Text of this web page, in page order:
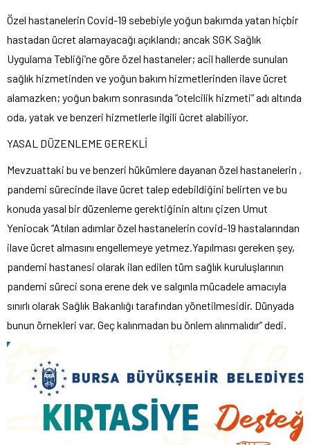
Özel hastanelerin Covid-19 sebebiyle yoğun bakımda yatan hiçbir
hastadan ücret alamayacağı açıklandı; ancak SGK Sağlık
Uygulama Tebliği’ne göre özel hastaneler; acil hallerde sunulan
sağlık hizmetinden ve yoğun bakım hizmetlerinden ilave ücret
alamazken; yoğun bakım sonrasında “otelcilik hizmeti” adı altında
oda, yatak ve benzeri hizmetlerle ilgili ücret alabiliyor.
YASAL DÜZENLEME GEREKLİ
Mevzuattaki bu ve benzeri hükümlere dayanan özel hastanelerin ,
pandemi sürecinde ilave ücret talep edebildiğini belirten ve bu
konuda yasal bir düzenleme gerektiğinin altını çizen Umut
Yeniocak “Atılan adımlar özel hastanelerin covid-19 hastalarından
ilave ücret almasını engellemeye yetmez.Yapılması gereken şey,
pandemi hastanesi olarak ilan edilen tüm sağlık kuruluşlarının
pandemi süreci sona erene dek ve salgınla mücadele amacıyla
sınırlı olarak Sağlık Bakanlığı tarafından yönetilmesidir. Dünyada
bunun örnekleri var. Geç kalınmadan bu önlem alınmalıdır” dedi.